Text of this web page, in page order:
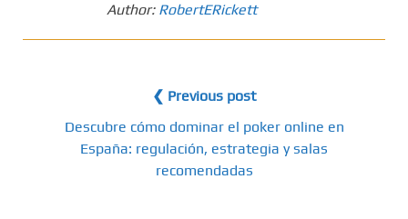
Author: RobertERickett
❮ Previous post
Descubre cómo dominar el poker online en
España: regulación, estrategia y salas
recomendadas